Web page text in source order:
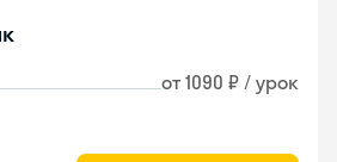
от 1090 ₽ / урок